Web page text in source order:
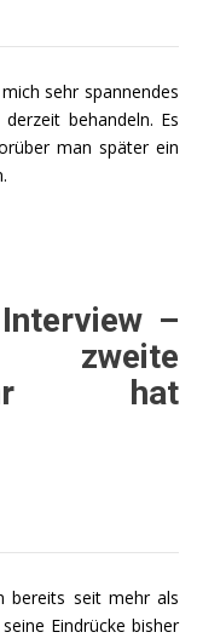
sehr spannendes
behandeln. Es
man später ein
–
hat
bereits seit mehr als
Eindrücke bisher